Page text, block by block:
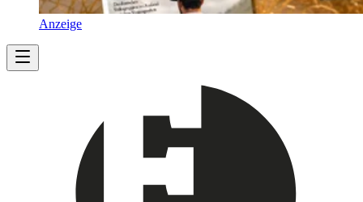
Anzeige